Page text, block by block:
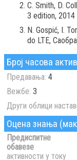
C. Smith, D.
3 edition, 2014
N. Gospić, I.
do LTE,
Број часова
Предавања: 4
Вежбе: 3
Други облици
Оцена знања
Предиспитне
обавезе
активности у току